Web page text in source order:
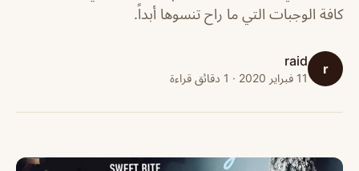
كافة الوجبات التي ما راح تنسوها أبداً.
r
raid
11 فبراير 2020 · 1 دقائق قراءة